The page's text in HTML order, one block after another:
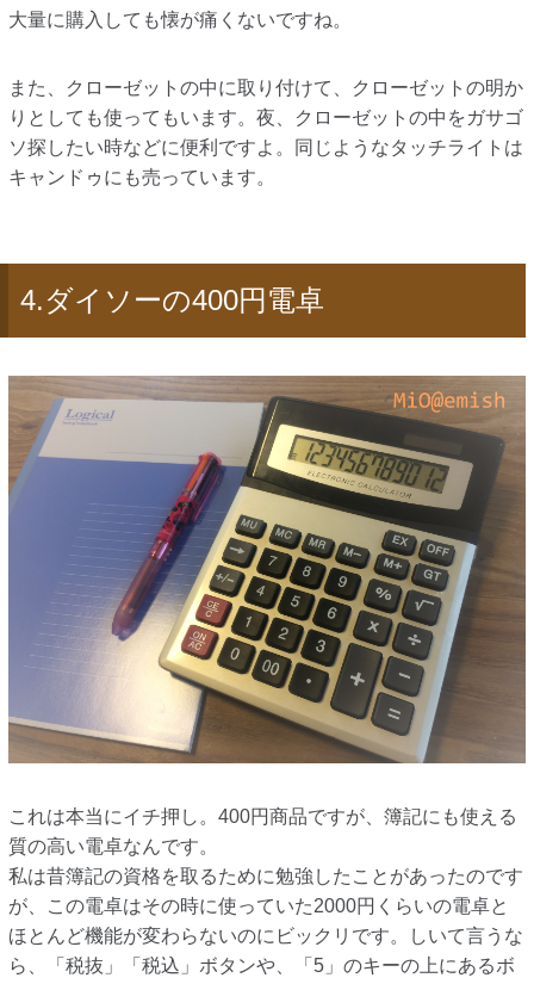
大量に購入しても懐が痛くないですね。
また、クローゼットの中に取り付けて、クローゼットの明か
りとしても使ってもいます。夜、クローゼットの中をガサゴ
ソ探したい時などに便利ですよ。同じようなタッチライトは
キャンドゥにも売っています。
4.ダイソーの400円電卓
これは本当にイチ押し。400円商品ですが、簿記にも使える
質の高い電卓なんです。
私は昔簿記の資格を取るために勉強したことがあったのです
が、この電卓はその時に使っていた2000円くらいの電卓と
ほとんど機能が変わらないのにビックリです。しいて言うな
ら、「税抜」「税込」ボタンや、「5」のキーの上にあるボ